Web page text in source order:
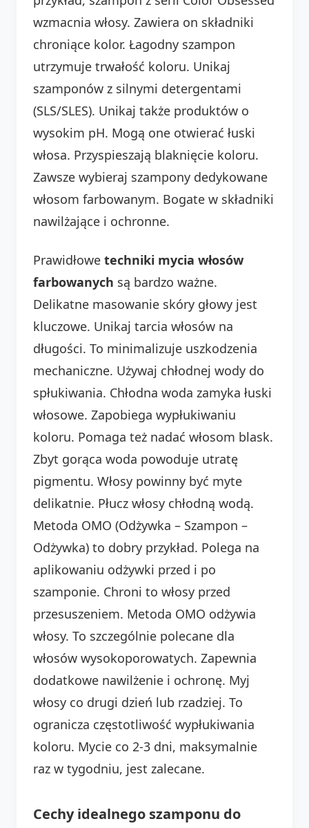
wzmacnia włosy. Zawiera on składniki
chroniące kolor. Łagodny szampon
utrzymuje trwałość koloru. Unikaj
szamponów z silnymi detergentami
(SLS/SLES). Unikaj także produktów o
wysokim pH. Mogą one otwierać łuski
włosa. Przyspieszają blaknięcie koloru.
Zawsze wybieraj szampony dedykowane
włosom farbowanym. Bogate w składniki
nawilżające i ochronne.
Prawidłowe techniki mycia włosów
farbowanych są bardzo ważne.
Delikatne masowanie skóry głowy jest
kluczowe. Unikaj tarcia włosów na
długości. To minimalizuje uszkodzenia
mechaniczne. Używaj chłodnej wody do
spłukiwania. Chłodna woda zamyka łuski
włosowe. Zapobiega wypłukiwaniu
koloru. Pomaga też nadać włosom blask.
Zbyt gorąca woda powoduje utratę
pigmentu. Włosy powinny być myte
delikatnie. Płucz włosy chłodną wodą.
Metoda OMO (Odżywka – Szampon –
Odżywka) to dobry przykład. Polega na
aplikowaniu odżywki przed i po
szamponie. Chroni to włosy przed
przesuszeniem. Metoda OMO odżywia
włosy. To szczególnie polecane dla
włosów wysokoporowatych. Zapewnia
dodatkowe nawilżenie i ochronę. Myj
włosy co drugi dzień lub rzadziej. To
ogranicza częstotliwość wypłukiwania
koloru. Mycie co 2-3 dni, maksymalnie
raz w tygodniu, jest zalecane.
Cechy idealnego szamponu do